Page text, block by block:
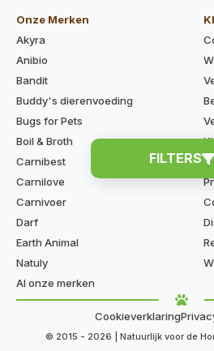
FILTERS
Onze Merken
Akyra
Anibio
Bandit
Buddy's dierenvoeding
Bugs for Pets
Boil & Broth
Carnibest
Carnilove
Carnivoer
Darf
Earth Animal
Natuly
Al onze merken
© 2015 - 2026 | Natuurlijk voor de
Cookieverklaring